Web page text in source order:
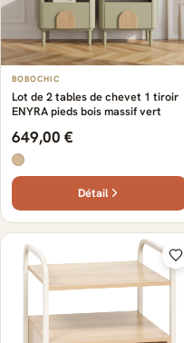
BOBOCHIC
Lot de 2 tables de chevet 1 tiroir
ENYRA pieds bois massif vert
649,00 €
Détail